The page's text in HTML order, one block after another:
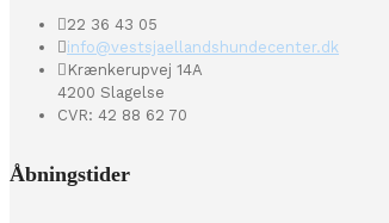
22 36 43 05
info@vestsjaellandshundecenter.dk
Krænkerupvej 14A
4200 Slagelse
CVR: 42 88 62 70
Åbningstider